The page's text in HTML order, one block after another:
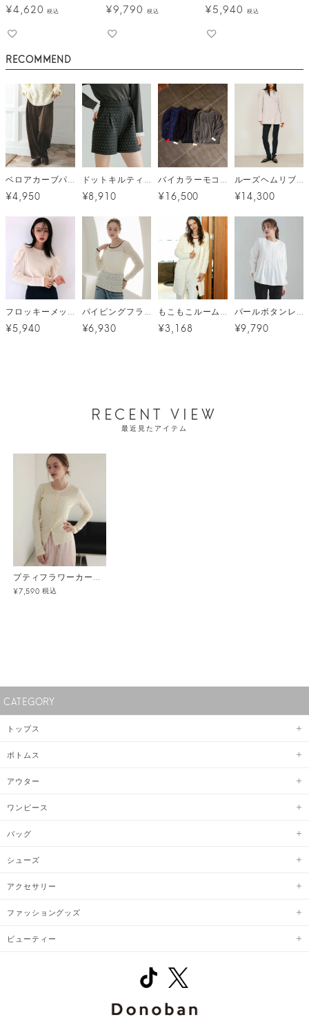
¥4,620 税込 ¥9,790 税込 ¥5,940 税込
RECOMMEND
¥4,950 ¥8,910 ¥16,500 ¥14,300
フロッキーメッシュ（ベロア）トップス メール便
¥5,940
パイピングフラワーレースカットソー メール便
¥6,930
もこもこルームウェアカーディガン[FS]
¥3,168
パールボタンレーススリーブブラウス メール便
¥9,790
RECENT VIEW
最近見たアイテム
プティフラワーカーディガン メール便
¥7,590 税込
CATEGORY
トップス
ボトムス
アウター
ワンピース
バッグ
シューズ
アクセサリー
ファッショングッズ
ビューティー